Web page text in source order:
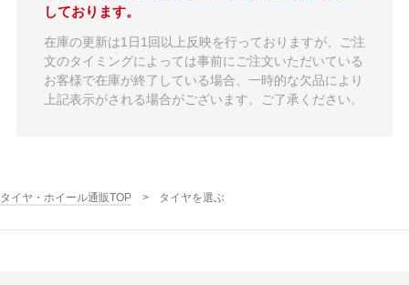
しております。
在庫の更新は1日1回以上反映を行っておりますが、ご注
文のタイミングによっては事前にご注文いただいている
お客様で在庫が終了している場合、一時的な欠品により
上記表示がされる場合がございます。ご了承ください。
タイヤ・ホイール通販TOP タイヤを選ぶ